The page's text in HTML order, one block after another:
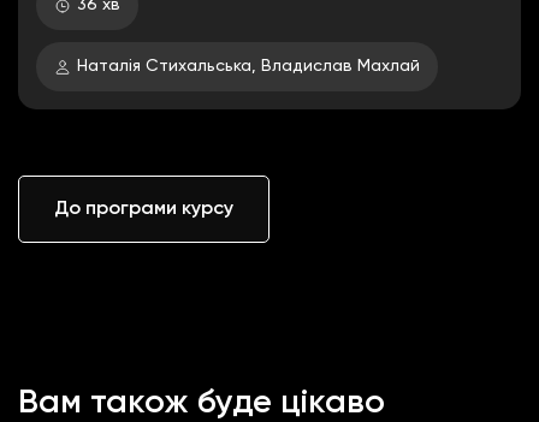
36 хв
Наталія Стихальська, Владислав Махлай
До програми курсу
Вам також буде цікаво